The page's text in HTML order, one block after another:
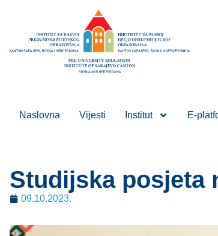
Naslovna Vijesti Institut E-
Studijska posjeta
09.10.2023.